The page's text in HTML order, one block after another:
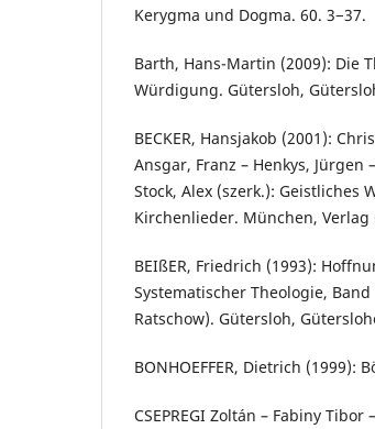
Kerygma und Dogma. 60. 3−37.
Barth, Hans-Martin (2009): Die
Würdigung. Gütersloh,
BECKER, Hansjakob (2001):
Ansgar, Franz – Henkys, Jürgen
Stock, Alex (szerk.): Geistliches
Kirchenlieder. München, Verlag
BEIßER, Friedrich (1993):
Systematischer Theologie,
Ratschow). Gütersloh,
BONHOEFFER, Dietrich (1999):
CSEPREGI Zoltán – Fabiny